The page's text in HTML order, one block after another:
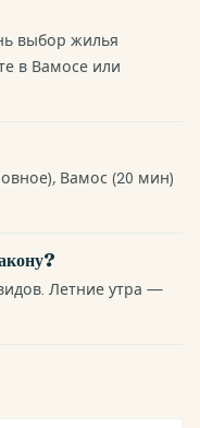
выбор жилья
в Вамосе или
Вамос (20 мин)
Летние утра —